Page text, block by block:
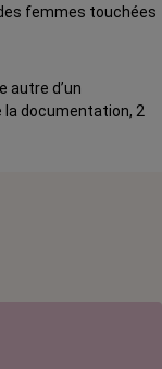
femmes touchées
autre d’un
la documentation, 2